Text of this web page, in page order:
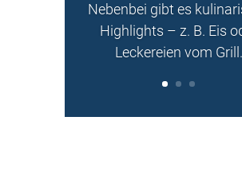
Nebenbei gibt es
Highlights – z. B. Eis
Leckereien vom Grill.